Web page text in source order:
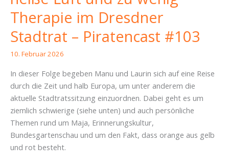
Therapie im Dresdner
Stadtrat – Piratencast #103
10. Februar 2026
In dieser Folge begeben Manu und Laurin sich auf eine Reise
durch die Zeit und halb Europa, um unter anderem die
aktuelle Stadtratssitzung einzuordnen. Dabei geht es um
ziemlich schwierige (siehe unten) und auch persönliche
Themen rund um Maja, Erinnerungskultur,
Bundesgartenschau und um den Fakt, dass orange aus gelb
und rot besteht.